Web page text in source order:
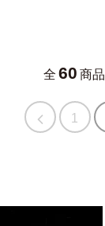
全 60 商品
1